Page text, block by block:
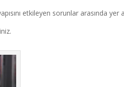
etkileyen sorunlar arasında yer